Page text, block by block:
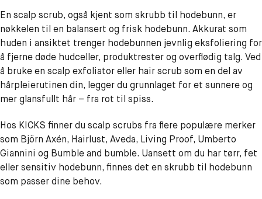
En scalp scrub, også kjent som skrubb til hodebunn, er
nøkkelen til en balansert og frisk hodebunn. Akkurat som
huden i ansiktet trenger hodebunnen jevnlig eksfoliering for
å fjerne døde hudceller, produktrester og overflødig talg. Ved
å bruke en scalp exfoliator eller hair scrub som en del av
hårpleierutinen din, legger du grunnlaget for et sunnere og
mer glansfullt hår – fra rot til spiss.
Hos KICKS finner du scalp scrubs fra flere populære merker
som Björn Axén, Hairlust, Aveda, Living Proof, Umberto
Giannini og Bumble and bumble. Uansett om du har tørr, fet
eller sensitiv hodebunn, finnes det en skrubb til hodebunn
som passer dine behov.